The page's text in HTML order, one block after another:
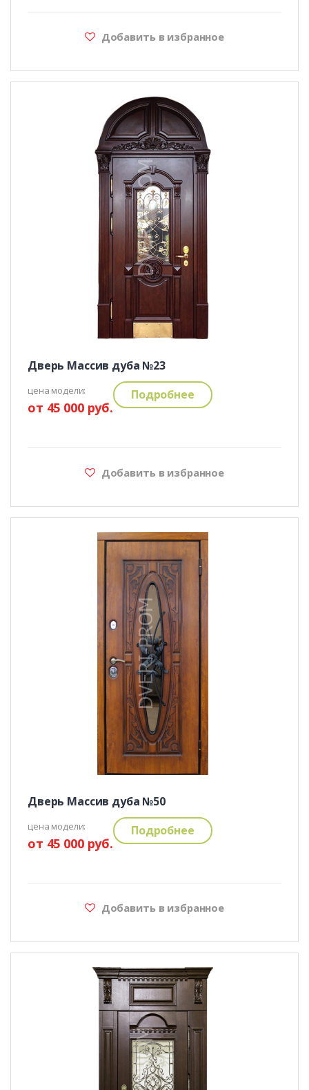
Добавить в избранное
Дверь Массив дуба №23
цена модели:
от 45 000 руб.
Подробнее
Добавить в избранное
Дверь Массив дуба №50
цена модели:
от 45 000 руб.
Подробнее
Добавить в избранное